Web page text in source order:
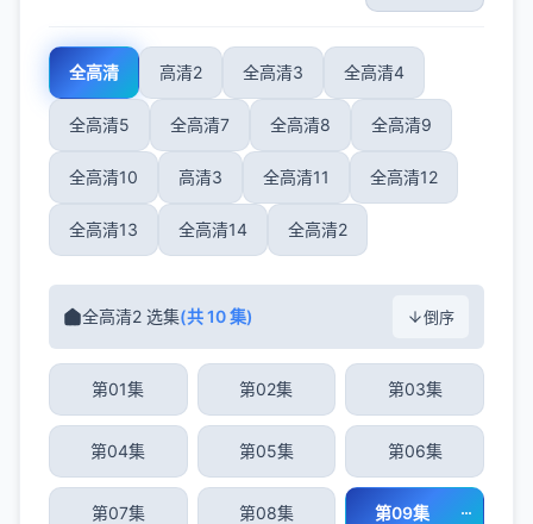
全高清 高清2 全高清3 全高清4
全高清5 全高清7 全高清8 全高清9
全高清10 高清3 全高清11 全高清12
全高清13 全高清14 全高清2
全高清2 选集(共 10 集) 倒序
第01集 第02集 第03集
第04集 第05集 第06集
第07集 第08集 第09集